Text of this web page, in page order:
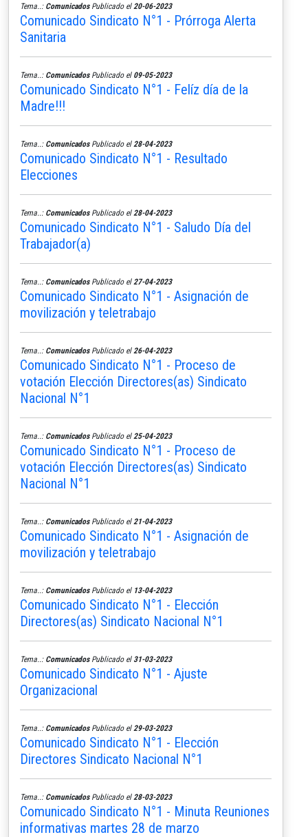
Tema..: ComunicadosPublicado el 20-06-2023
Comunicado Sindicato N°1 - Prórroga Alerta
Sanitaria
Tema..: ComunicadosPublicado el 09-05-2023
Comunicado Sindicato N°1 - Felíz día de la
Madre!!!
Tema..: ComunicadosPublicado el 28-04-2023
Comunicado Sindicato N°1 - Resultado
Elecciones
Tema..: ComunicadosPublicado el 28-04-2023
Comunicado Sindicato N°1 - Saludo Día del
Trabajador(a)
Tema..: ComunicadosPublicado el 27-04-2023
Comunicado Sindicato N°1 - Asignación de
movilización y teletrabajo
Tema..: ComunicadosPublicado el 26-04-2023
Comunicado Sindicato N°1 - Proceso de
votación Elección Directores(as) Sindicato
Nacional N°1
Tema..: ComunicadosPublicado el 25-04-2023
Comunicado Sindicato N°1 - Proceso de
votación Elección Directores(as) Sindicato
Nacional N°1
Tema..: ComunicadosPublicado el 21-04-2023
Comunicado Sindicato N°1 - Asignación de
movilización y teletrabajo
Tema..: ComunicadosPublicado el 13-04-2023
Comunicado Sindicato N°1 - Elección
Directores(as) Sindicato Nacional N°1
Tema..: ComunicadosPublicado el 31-03-2023
Comunicado Sindicato N°1 - Ajuste
Organizacional
Tema..: ComunicadosPublicado el 29-03-2023
Comunicado Sindicato N°1 - Elección
Directores Sindicato Nacional N°1
Tema..: ComunicadosPublicado el 28-03-2023
Comunicado Sindicato N°1 - Minuta Reuniones
informativas martes 28 de marzo